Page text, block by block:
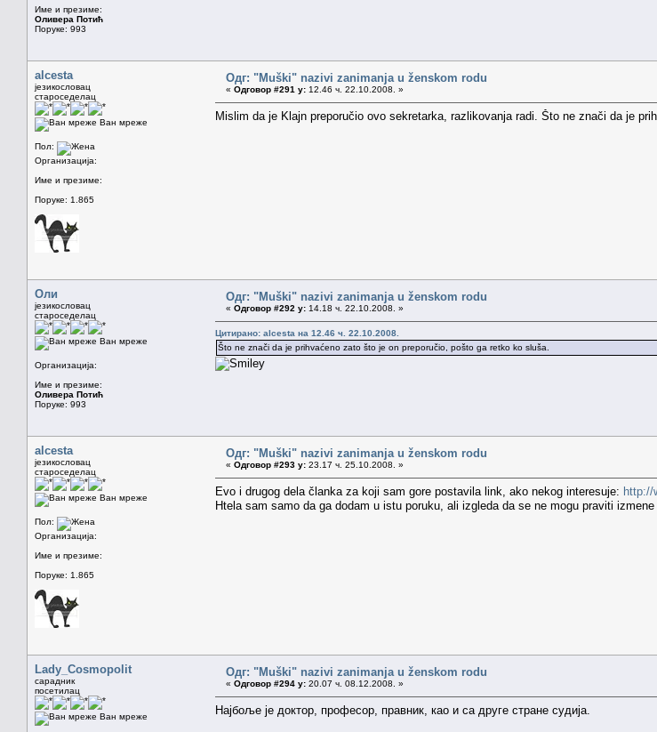
Име и презиме:
Оливера Потић
Поруке: 993
alcesta
језикословац
староседелац
Ван мреже
Пол:
Организација:
Име и презиме:
Поруке: 1.865
Одг: "Muški" nazivi zanimanja u ženskom rodu
« Одговор #291 у: 12.46 ч. 22.10.2008. »
Mislim da je Klajn preporučio ovo sekretarka, razlikovanja radi. Što ne znači da je
Оли
језикословац
староседелац
Ван мреже
Организација:
Име и презиме:
Оливера Потић
Поруке: 993
Одг: "Muški" nazivi zanimanja u ženskom rodu
« Одговор #292 у: 14.18 ч. 22.10.2008. »
Цитирано: alcesta на 12.46 ч. 22.10.2008.
Što ne znači da je prihvaćeno zato što je on preporučio, pošto ga retko ko sluša.
alcesta
језикословац
староседелац
Ван мреже
Пол:
Организација:
Име и презиме:
Поруке: 1.865
Одг: "Muški" nazivi zanimanja u ženskom rodu
« Одговор #293 у: 23.17 ч. 25.10.2008. »
Evo i drugog dela članka za koji sam gore postavila link, ako nekog interesuje: http://
Htela sam samo da ga dodam u istu poruku, ali izgleda da se ne mogu praviti izmene
Lady_Cosmopolit
сарадник
посетилац
Ван мреже
Одг: "Muški" nazivi zanimanja u ženskom rodu
« Одговор #294 у: 20.07 ч. 08.12.2008. »
Најбоље је доктор, професор, правник, као и са друге стране судија.